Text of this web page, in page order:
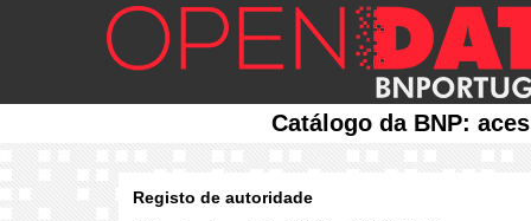
Catálogo da BNP:
Registo de autoridade